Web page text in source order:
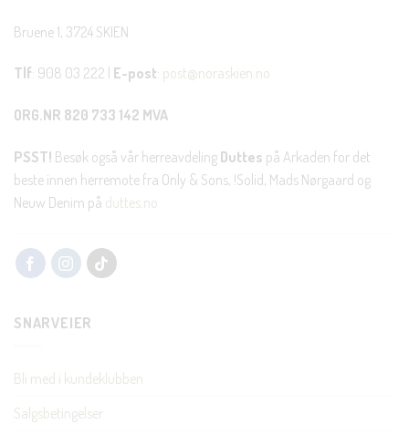
Bruene 1, 3724 SKIEN
Tlf: 908 03 222 | E-post: post@noraskien.no
ORG.NR 820 733 142 MVA
PSST! Besøk også vår herreavdeling Duttes på Arkaden for det
beste innen herremote fra Only & Sons, !Solid, Mads Nørgaard og
Neuw Denim på duttes.no
SNARVEIER
Bli med i kundeklubben
Salgsbetingelser